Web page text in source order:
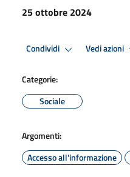
25 ottobre 2024
Condividi Vedi azioni
Categorie:
Sociale
Argomenti:
Accesso all'informazione